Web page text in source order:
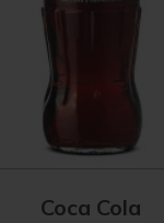
Coca Cola